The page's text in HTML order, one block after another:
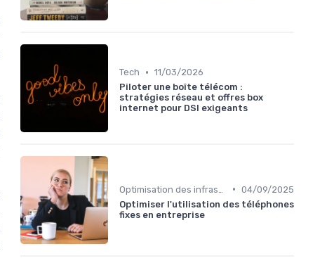
Tech • 11/03/2026
Piloter une boîte télécom :
stratégies réseau et offres box
internet pour DSI exigeants
• 04/09/2025
Optimiser l'utilisation des téléphones
fixes en entreprise